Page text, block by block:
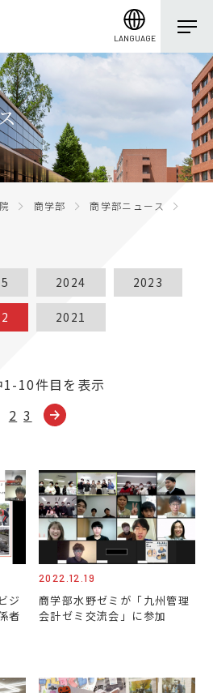
LANGUAGE
商学部
商学部ニュース
2024 2023
2021
10件目を表示
2 3
ジ
者
2022.12.19
商学部水野ゼミが「九州管理
会計ゼミ交流会」に参加